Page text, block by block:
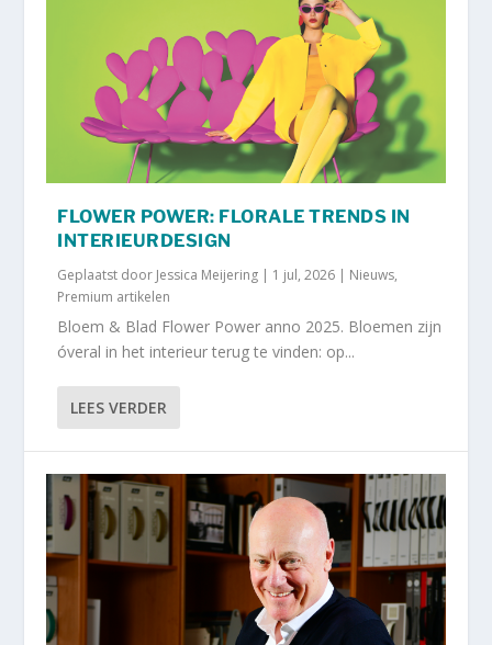
FLOWER POWER: FLORALE TRENDS IN
INTERIEURDESIGN
Geplaatst door Jessica Meijering | 1 jul, 2026 | Nieuws,
Premium artikelen
Bloem & Blad Flower Power anno 2025. Bloemen zijn
óveral in het interieur terug te vinden: op...
LEES VERDER